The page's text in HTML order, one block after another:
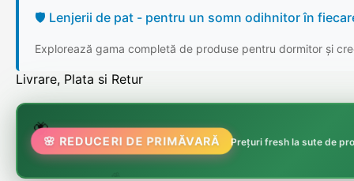
🛡️ Lenjerii de pat - pentru un somn odihnitor în
Explorează gama completă de produse pentru dormitor și
Livrare, Plata si Retur
🌸
🏵️
🌷
🦋
🌸 REDUCERI DE PRIMĂVARĂ Prețuri fresh la sute de